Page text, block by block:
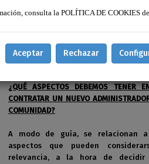
¿QUÉ ASPECTOS DEBEMOS TENER
CONTRATAR UN NUEVO
COMUNIDAD?
A modo de guía, se relacionan
aspectos que pueden
relevancia, a la hora de
consulta la POLÍTICA DE COOKIES
Aceptar Rechazar